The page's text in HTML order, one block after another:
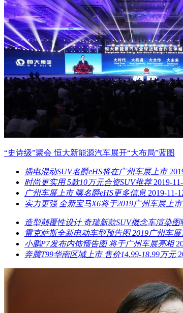
“史诗级”聚会 恒大新能源汽车展开“大布局”蓝图
插电混动SUV名爵eHS将在广州车展上市
时尚更实用 5款10万元合资SUV推荐 2019-
广州车展上市 曝名爵eHS更多信息 2019-11-
实力更强 全新宝马X6将于2019广州车展上市
造型颠覆性设计 奇瑞新款SUV概念车渲染图
雷克萨斯全新电动车型预告图 2019广州车展
小鹏P7发布内饰预告图 将于广州车展亮相
奔腾T99华南区域上市 售价14.99-18.99万元